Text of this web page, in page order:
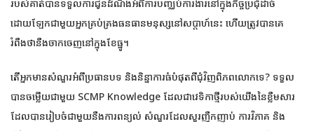
របស់គាត់បានទទួលការជូនដំណឹងអំពីការបញ្ឈប់ការងារនៅក្នុងកិច្ចប្រជុំដាច់
ដោយឡែកជាមួយអ្នកគ្រប់គ្រងធនធានមនុស្សនៅសប្តាហ៍នេះ ហើយត្រូវបានគេ
រំពឹងថានឹងចាកចេញនៅក្នុងខែធ្នូ។
តើអ្នកមានសំណួរអំពីប្រធានបទ និងនិន្នាការធំបំផុតពីជុំវិញពិភពលោកទេ? ទទួល
បានចម្លើយជាមួយ SCMP Knowledge ដែលជាវេទិកាថ្មីរបស់យើងនៃខ្លឹមសារ
ដែលបានរៀបចំជាមួយនឹងការពន្យល់ សំណួរដែលសួរញឹកញាប់ ការវិភាគ និង